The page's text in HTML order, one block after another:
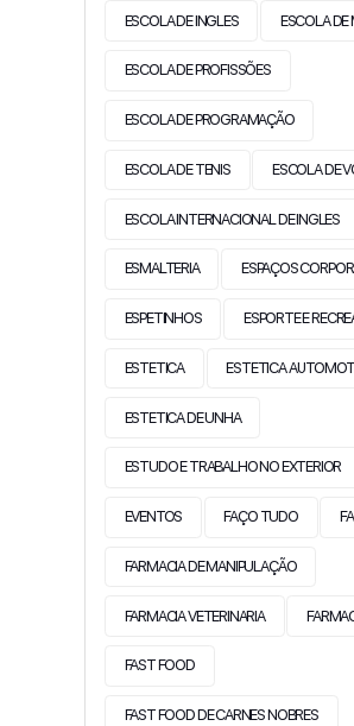
ESCOLA DE INGLES ESCOLA DE
ESCOLA DE PROFISSÕES
ESCOLA DE PROGRAMAÇÃO
ESCOLA DE TENIS ESCOLA DE
ESCOLA INTERNACIONAL DE INGLES
ESMALTERIA ESPAÇOS
ESPETINHOS ESPORTE E
ESTETICA ESTETICA
ESTETICA DE UNHA
ESTUDO E TRABALHO NO EXTERIOR
EVENTOS FAÇO TUDO
FARMACIA DE MANIPULAÇÃO
FARMACIA VETERINARIA
FAST FOOD
FAST FOOD DE CARNES NOBRES